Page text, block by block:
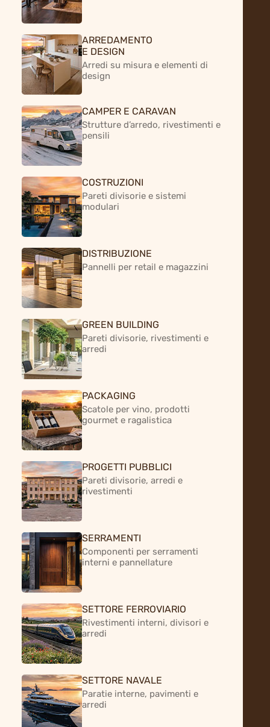
ARREDAMENTO
E DESIGN
Arredi su misura e elementi di
design
CAMPER E CARAVAN
Strutture d’arredo, rivestimenti e
pensili
COSTRUZIONI
Pareti divisorie e sistemi
modulari
DISTRIBUZIONE
Pannelli per retail e magazzini
GREEN BUILDING
Pareti divisorie, rivestimenti e
arredi
PACKAGING
Scatole per vino, prodotti
gourmet e ragalistica
PROGETTI PUBBLICI
Pareti divisorie, arredi e
rivestimenti
SERRAMENTI
Componenti per serramenti
interni e pannellature
SETTORE FERROVIARIO
Rivestimenti interni, divisori e
arredi
SETTORE NAVALE
Paratie interne, pavimenti e
arredi
CERTIFICAZIONI FORESTALI
CERTIFICAZIONI AMBIENTALI
Vuoi sviluppare
un progetto con i nostri
pannelli in pioppo?
PARLA CON UN CONSULENTE